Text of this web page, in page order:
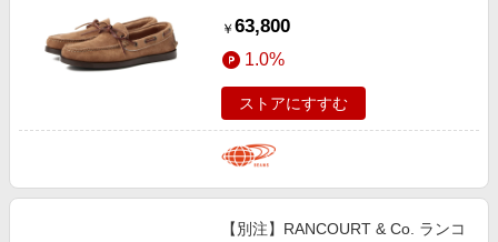
￥ 63,800
1.0%
ストアにすすむ
【別注】RANCOURT & Co. ランコ